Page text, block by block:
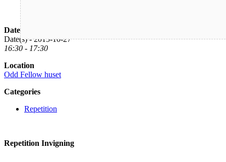
Date/Time
Date(s) - 2015-10-27
16:30 - 17:30
Location
Odd Fellow huset
Categories
Repetition
Repetition Invigning